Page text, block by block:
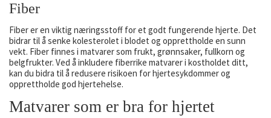
Fiber
Fiber er en viktig næringsstoff for et godt fungerende hjerte. Det
bidrar til å senke kolesterolet i blodet og opprettholde en sunn
vekt. Fiber finnes i matvarer som frukt, grønnsaker, fullkorn og
belgfrukter. Ved å inkludere fiberrike matvarer i kostholdet ditt,
kan du bidra til å redusere risikoen for hjertesykdommer og
opprettholde god hjertehelse.
Matvarer som er bra for hjertet